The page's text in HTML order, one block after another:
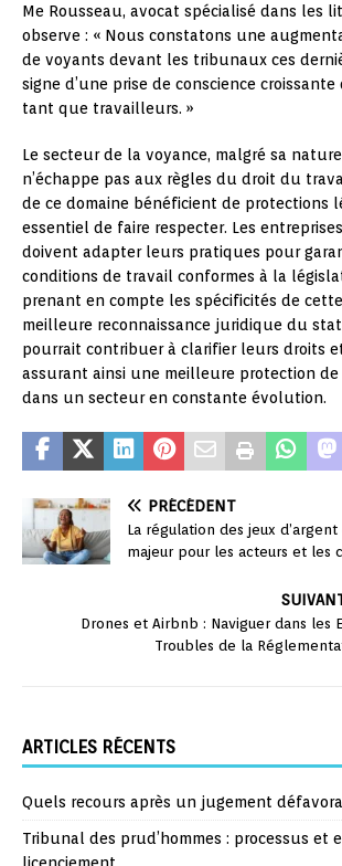
Me Rousseau, avocat spécialisé dans les
observe : « Nous constatons une
de voyants devant les tribunaux ces
signe d’une prise de conscience
tant que travailleurs. »
Le secteur de la voyance, malgré sa
n’échappe pas aux règles du droit du
de ce domaine bénéficient de protections
essentiel de faire respecter. Les
doivent adapter leurs pratiques pour
conditions de travail conformes à la
prenant en compte les spécificités de
meilleure reconnaissance juridique du
pourrait contribuer à clarifier leurs droits
assurant ainsi une meilleure protection
dans un secteur en constante évolution.
PRÉCÉDENT
La régulation des jeux
majeur pour les acteurs et les
Drones et Airbnb : Naviguer dans les
Troubles de la
ARTICLES RÉCENTS
Quels recours après un jugement
Tribunal des prud’hommes : processus et
licenciement